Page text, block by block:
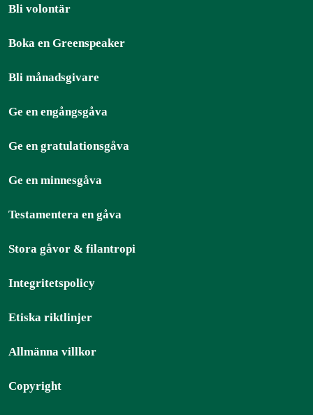
Bli volontär
Boka en Greenspeaker
Bli månadsgivare
Ge en engångsgåva
Ge en gratulationsgåva
Ge en minnesgåva
Testamentera en gåva
Stora gåvor & filantropi
Integritetspolicy
Etiska riktlinjer
Allmänna villkor
Copyright